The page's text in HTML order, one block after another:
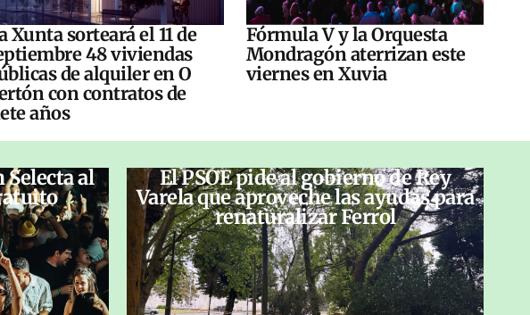
Xunta sorteará el 11 de
48 viviendas
de alquiler en O
con contratos de
años
Fórmula V y la Orquesta
Mondragón aterrizan este
viernes en Xuvia
al El PSOE pide al gobierno de Rey
Varela que aproveche las ayudas para
renaturalizar Ferrol